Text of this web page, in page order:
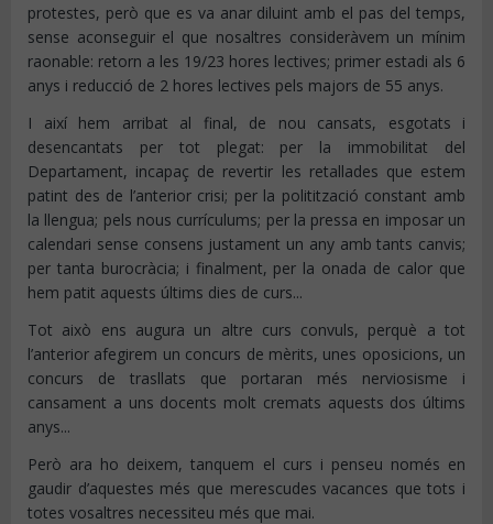
protestes, però que es va anar diluint amb el pas del temps,
sense aconseguir el que nosaltres consideràvem un mínim
raonable: retorn a les 19/23 hores lectives; primer estadi als 6
anys i reducció de 2 hores lectives pels majors de 55 anys.
I així hem arribat al final, de nou cansats, esgotats i
desencantats per tot plegat: per la immobilitat del
Departament, incapaç de revertir les retallades que estem
patint des de l’anterior crisi; per la politització constant amb
la llengua; pels nous currículums; per la pressa en imposar un
calendari sense consens justament un any amb tants canvis;
per tanta burocràcia; i finalment, per la onada de calor que
hem patit aquests últims dies de curs...
Tot això ens augura un altre curs convuls, perquè a tot
l’anterior afegirem un concurs de mèrits, unes oposicions, un
concurs de trasllats que portaran més nerviosisme i
cansament a uns docents molt cremats aquests dos últims
anys...
Però ara ho deixem, tanquem el curs i penseu només en
gaudir d’aquestes més que merescudes vacances que tots i
totes vosaltres necessiteu més que mai.